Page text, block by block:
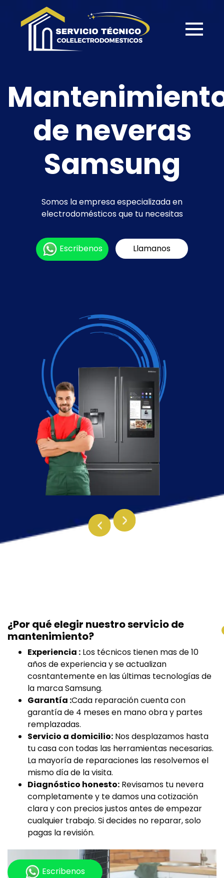
de neveras
Samsung
Somos la empresa especializada en
electrodomésticos que tu necesitas
Escribenos Llamanos
Previous
Next
¿Por qué elegir nuestro servicio de
mantenimiento?
Experiencia : Los técnicos tienen mas de 10
años de experiencia y se actualizan
cosntantemente en las últimas tecnologías de
la marca Samsung.
Garantía :Cada reparación cuenta con
garantía de 4 meses en mano obra y partes
remplazadas.
Servicio a domicilio: Nos desplazamos hasta
tu casa con todas las herramientas necesarias.
La mayoría de reparaciones las resolvemos el
mismo día de la visita.
Diagnóstico honesto: Revisamos tu nevera
completamente y te damos una cotización
clara y con precios justos antes de empezar
cualquier trabajo. Si decides no reparar, solo
pagas la revisión.
Escribenos